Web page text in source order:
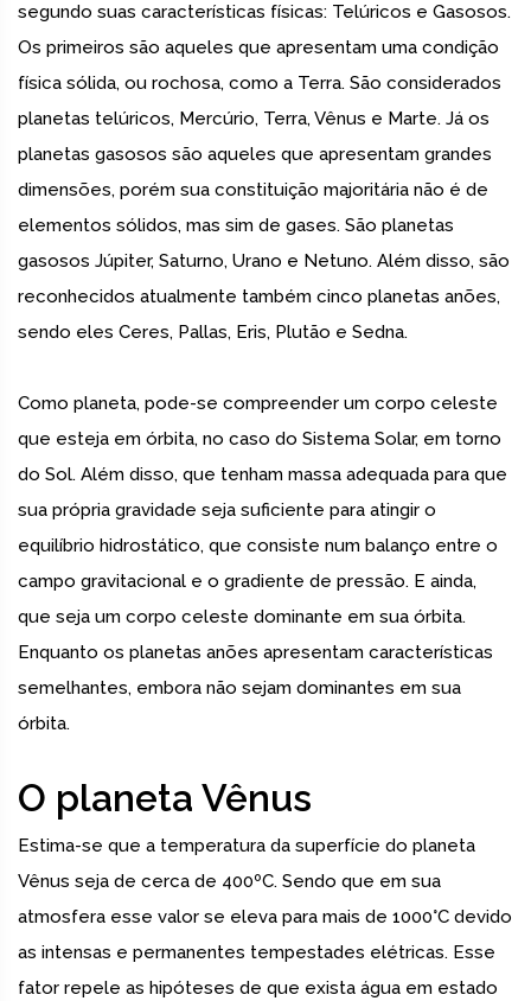
segundo suas características físicas: Telúricos e Gasosos.
Os primeiros são aqueles que apresentam uma condição
física sólida, ou rochosa, como a Terra. São considerados
planetas telúricos, Mercúrio, Terra, Vênus e Marte. Já os
planetas gasosos são aqueles que apresentam grandes
dimensões, porém sua constituição majoritária não é de
elementos sólidos, mas sim de gases. São planetas
gasosos Júpiter, Saturno, Urano e Netuno. Além disso, são
reconhecidos atualmente também cinco planetas anões,
sendo eles Ceres, Pallas, Eris, Plutão e Sedna.
Como planeta, pode-se compreender um corpo celeste
que esteja em órbita, no caso do Sistema Solar, em torno
do Sol. Além disso, que tenham massa adequada para que
sua própria gravidade seja suficiente para atingir o
equilíbrio hidrostático, que consiste num balanço entre o
campo gravitacional e o gradiente de pressão. E ainda,
que seja um corpo celeste dominante em sua órbita.
Enquanto os planetas anões apresentam características
semelhantes, embora não sejam dominantes em sua
órbita.
O planeta Vênus
Estima-se que a temperatura da superfície do planeta
Vênus seja de cerca de 400ºC. Sendo que em sua
atmosfera esse valor se eleva para mais de 1000°C devido
as intensas e permanentes tempestades elétricas. Esse
fator repele as hipóteses de que exista água em estado